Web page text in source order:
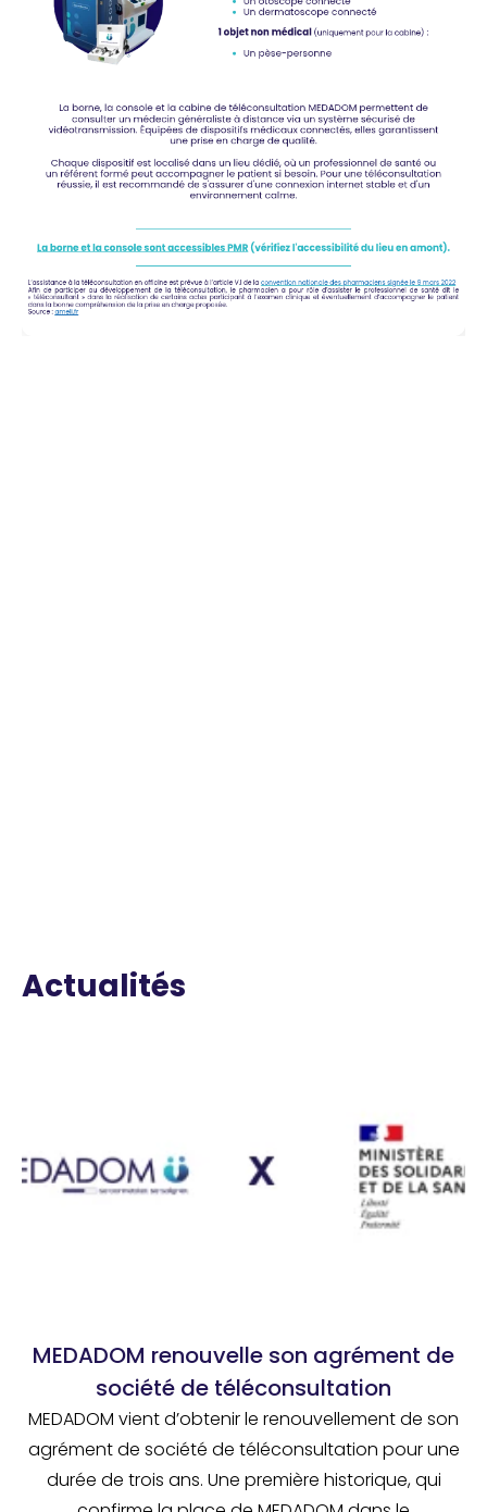
Actualités
MEDADOM renouvelle son agrément de
société de téléconsultation
MEDADOM vient d’obtenir le renouvellement de son
agrément de société de téléconsultation pour une
durée de trois ans. Une première historique, qui